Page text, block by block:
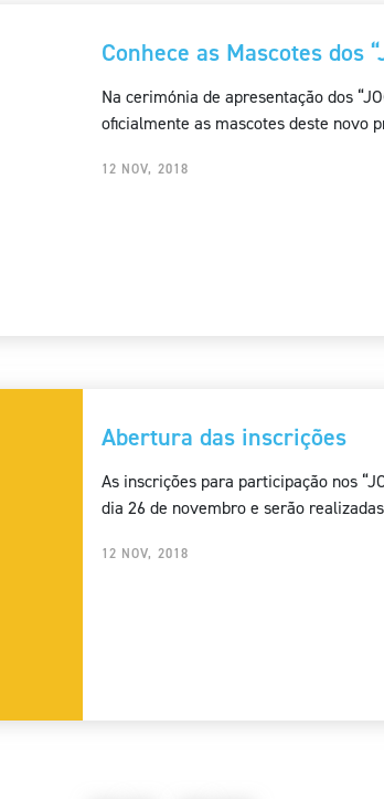
Conhece as Mascotes dos
Na cerimónia de apresentação dos
oficialmente as mascotes deste novo
12 NOV, 2018
Abertura das inscrições
As inscrições para participação nos
dia 26 de novembro e serão
12 NOV, 2018